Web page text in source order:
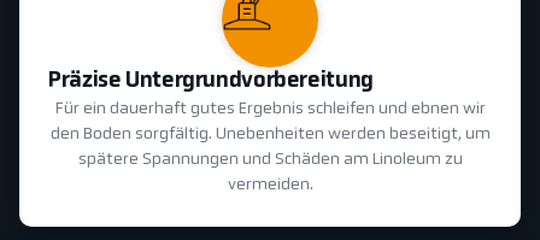
Präzise Untergrundvorbereitung
Für ein dauerhaft gutes Ergebnis schleifen und ebnen wir
den Boden sorgfältig. Unebenheiten werden beseitigt, um
spätere Spannungen und Schäden am Linoleum zu
vermeiden.